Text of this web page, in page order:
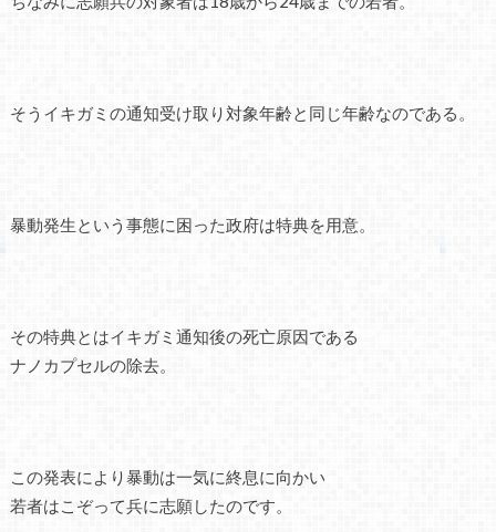
そうイキガミの通知受け取り対象年齢と同じ年齢なのである。
暴動発生という事態に困った政府は特典を用意。
その特典とはイキガミ通知後の死亡原因である
ナノカプセルの除去。
この発表により暴動は一気に終息に向かい
若者はこぞって兵に志願したのです。